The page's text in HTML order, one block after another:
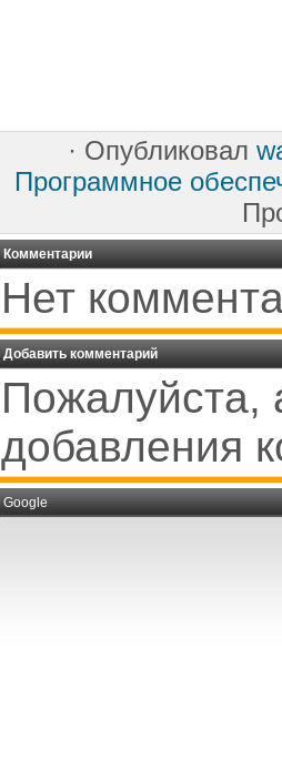
· Опубликовал
Программное
Комментарии
Нет
Добавить комментарий
Пожалуйста,
добавления
Google